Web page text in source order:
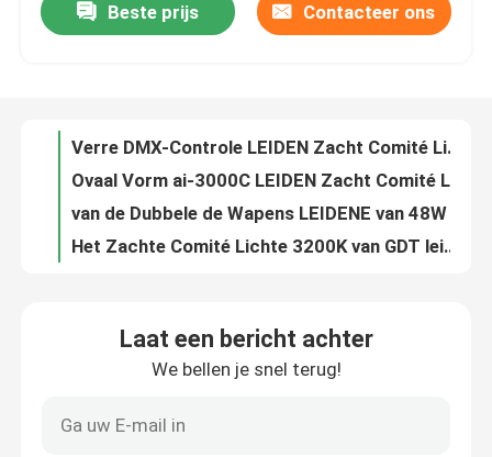
Over ons
Neem contact met ons op
Beste prijs Contacteer ons
Fotografische DMX Lichte RGB Draagbare Batterij van de 24 Watts de Navulbare Geleide Buis
Verre DMX-Controle LEIDEN Zacht Comité Lichte 5600K, 100W-Fotografiecomité Licht
Het Zachte Comité Lichte 3200K van GDT leiden - Materiaal van de de Fotografieverlichting van 5500K het Professionele
Laat een bericht achter
We bellen je snel terug!